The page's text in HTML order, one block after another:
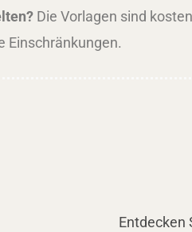
Die Vorlagen sind
Einschränkungen.
Entdecken